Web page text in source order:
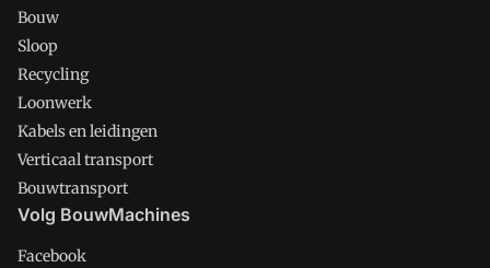
Bouw
Sloop
Recycling
Loonwerk
Kabels en leidingen
Verticaal transport
Bouwtransport
Volg BouwMachines
Facebook